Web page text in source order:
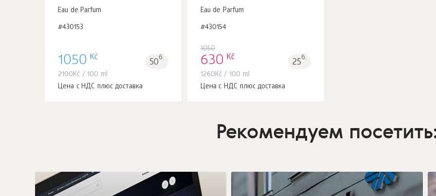
Eau de Parfum
#430153
1050 Kč 50б.
2100Kč / 100 ml
Цена с НДС плюс доставка
Eau de Parfum
#430154
1050
630 Kč 25б.
1260Kč/ 100 ml
Цена с НДС плюс доставка
Рекомендуем